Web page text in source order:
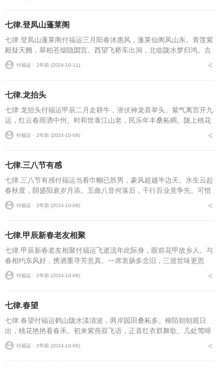
七律.登凤山蓬莱阁
七律.登凤山蓬莱阁付福运三月阳春沐惠风，蓬莱仙阁凤山东。青莲紫
殿疑天阙，翠柏苍烟隐閟宫。西望飞桥车出洞，北临陇水梦归鸿。古
城非是江南地，万庙桃花遍野红。...
付福运 ⋅ 2年前 (2024-10-11)
七律.龙抬头
七律.龙抬头付福运甲辰二月走耕牛，潜伏神龙喜举头。紫气离宫开九
运，红云春雨洒中州。时和世泰江山老，民乐年丰桑柘稠。陇上桃花
香燕柳，田园淑景可人游。...
付福运 ⋅ 2年前 (2024-10-08)
七律.三八节有感
七律.三八节有感付福运当看巾帼已胜男，豪风超越半边天。水生云起
春秋度，阴盛阳衰岁月添。五曲八音何落后，千行百业竟争先。可惜
娘炮满街市，捍卫家国谁并肩。...
付福运 ⋅ 2年前 (2024-10-08)
七律.甲辰新春老友相聚
七律.甲辰新春老友相聚付福运飞逝流年此际身，眼前花甲故乡人。与
春相约东风好，携酒重寻芳意真。一席衷肠多念旧，三巡世味更思
亲。浮生易老天难老，还效伯伦看月新。...
付福运 ⋅ 2年前 (2024-10-08)
七律.春望
七律.春望付福运鹤山陇水漾清波，两岸园田桑柘多。柳陌朝朝观日
出，桃花艳艳看春禾。初来紫燕双飞语，正喜红衣群舞歌。几处莺啼
香气暖，一行白鹭碧霄过。...
付福运 ⋅ 2年前 (2024-10-06)